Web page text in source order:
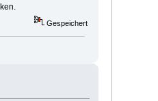
Gespeichert